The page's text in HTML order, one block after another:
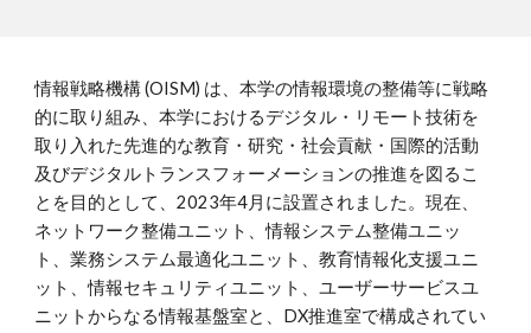
情報戦略機構 (OISM) は、本学の情報環境の整備等に戦略
的に取り組み、本学におけるデジタル・リモート技術を
取り入れた先進的な教育・研究・社会貢献・国際的活動
及びデジタルトランスフォーメーションの推進を図るこ
とを目的として、2023年4月に設置されました。現在、
ネットワーク整備ユニット、情報システム整備ユニッ
ト、業務システム最適化ユニット、教育情報化支援ユニ
ット、情報セキュリティユニット、ユーザーサービスユ
ニットからなる情報基盤室と、DX推進室で構成されてい